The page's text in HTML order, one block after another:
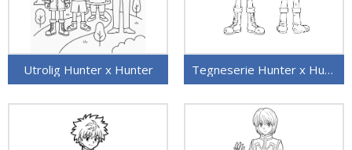
Utrolig Hunter x Hunter Tegneserie Hunter x Hunter